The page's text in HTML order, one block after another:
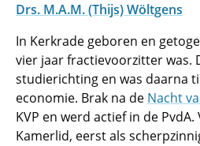
Drs. M.A.M. (Thijs) Wöltgens
In Kerkrade geboren en
vier jaar fractievoorzitter was.
studierichting en was daarna
economie. Brak na de Nacht
KVP en werd actief in de
Kamerlid, eerst als